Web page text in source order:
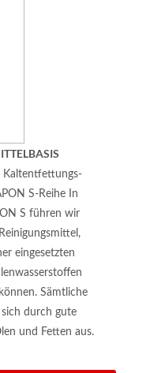
Kaltentfettungs-
S-Reihe In
S führen wir
eingesetzten
Sämtliche
sich durch gute
und Fetten aus.